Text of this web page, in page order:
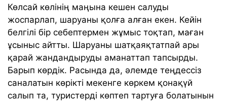
Көлсай көлінің маңына кешен салуды
жоспарлап, шаруаны қолға алған екен. Кейін
белгілі бір себептермен жұмыс тоқтап, маған
ұсыныс айтты. Шаруаны шатқаяқтатпай ары
қарай жандандыруды аманаттап тапсырды.
Барып көрдік. Расында да, әлемде теңдессіз
саналатын көрікті мекенге көркем қонақүй
салып та, туристерді көптеп тартуға болатынын